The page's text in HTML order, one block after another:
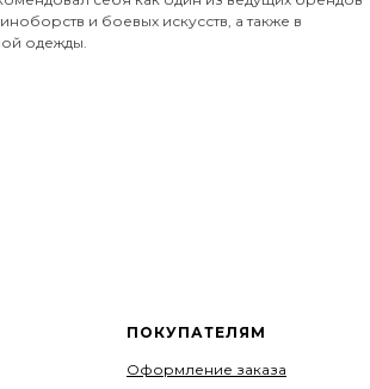
и боевых искусств, а также в
одежды.
ПОКУПАТЕЛЯМ
Оформление заказа